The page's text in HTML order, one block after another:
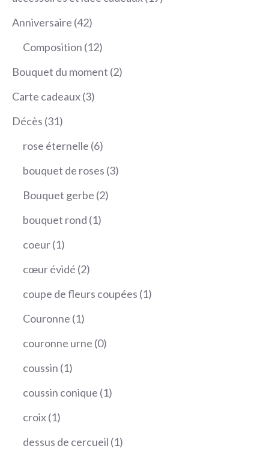
Anniversaire 4242
produits
Composition 1212
produits
Bouquet du moment 22
Carte cadeaux 33
Décès 3131
produits
rose éternelle 66
produits
bouquet de roses 33
Bouquet gerbe 22
bouquet rond 11
coeur 11
produit
cœur évidé 22
produits
coupe de fleurs coupées 11
Couronne 11
produit
couronne urne 00
coussin 11
produit
coussin conique 11
croix 11
produit
dessus de cercueil 11